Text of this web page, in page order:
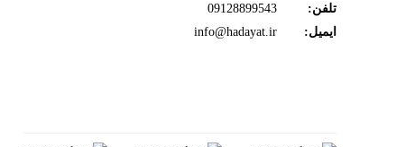
تلفن:
09128899543
ایمیل:
info@hadayat.ir